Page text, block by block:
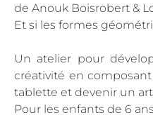
de Anouk Boisrobert &
Et si les formes
Un atelier pour
créativité en
tablette et devenir un
Pour les enfants de 6